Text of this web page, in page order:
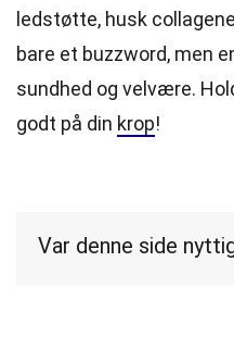
ledstøtte, husk
bare et buzzword, men
sundhed og velvære.
godt på din krop!
Var denne side